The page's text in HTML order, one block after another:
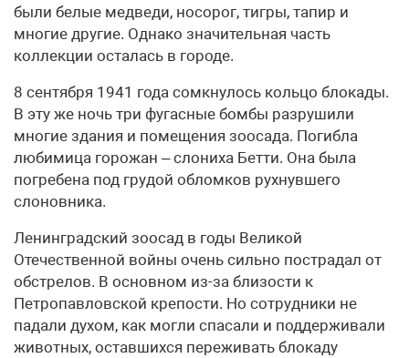
были белые медведи, носорог, тигры, тапир и
многие другие. Однако значительная часть
коллекции осталась в городе.
8 сентября 1941 года сомкнулось кольцо блокады.
В эту же ночь три фугасные бомбы разрушили
многие здания и помещения зоосада. Погибла
любимица горожан – слониха Бетти. Она была
погребена под грудой обломков рухнувшего
слоновника.
Ленинградский зоосад в годы Великой
Отечественной войны очень сильно пострадал от
обстрелов. В основном из-за близости к
Петропавловской крепости. Но сотрудники не
падали духом, как могли спасали и поддерживали
животных, оставшихся переживать блокаду